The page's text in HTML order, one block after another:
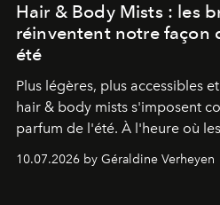
Hair & Body Mists : les
réinventent notre façon
été
Plus légères, plus accessibles
hair & body mists s'imposent
parfum de l'été. À l'heure où
souvent les 100 euros, ces
génération en quête de plaisir,
10.07.2026 by Géraldine Verheyen